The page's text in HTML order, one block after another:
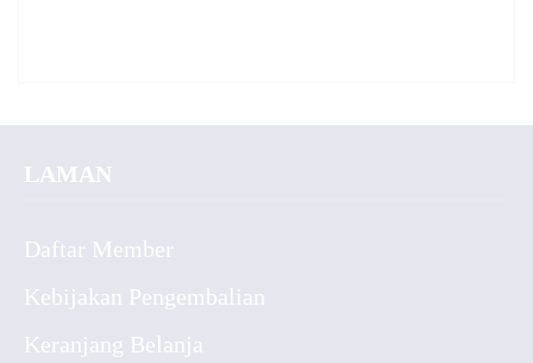
LAMAN
Daftar Member
Kebijakan Pengembalian
Keranjang Belanja